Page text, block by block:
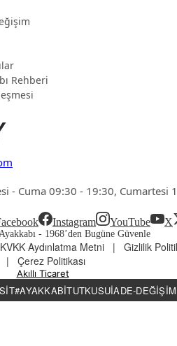
Rehberi
- Cuma 09:30 - 19:30, Cumartesi
Instagram YouTube X
- 1968’den Bugüne Güvenle
KVKK Aydınlatma Metni |
Gizlilik
|
Çerez Politikası
Akıllı Ticaret
#AYAKKABITUTKUSUİADE-DEĞIŞIM